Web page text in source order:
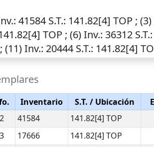
: 41584 S.T.: 141.82[4] TOP ; (3)
TOP ; (6)Inv.: 36312 S.T.
(11)Inv.: 20444 S.T.: 141.82[4]
Inventario S.T. / Ubicación
2
41584 141.82[4] TOP
3
17666 141.82[4] TOP